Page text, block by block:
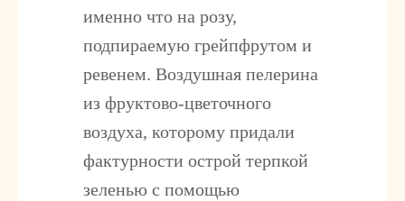
именно что на розу,
подпираемую грейпфрутом и
ревенем. Воздушная пелерина
из фруктово-цветочного
воздуха, которому придали
фактурности острой терпкой
зеленью с помощью